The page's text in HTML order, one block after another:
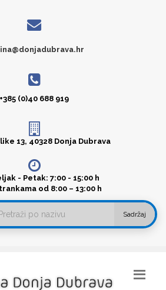
+385 (0)40 688 919
13, 40328 Donja Dubrava
- Petak: 7:00 - 15:00 h
od 8:00 – 13:00 h
Sadržaj